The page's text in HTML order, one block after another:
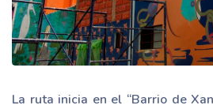
La ruta inicia en el “Barrio de